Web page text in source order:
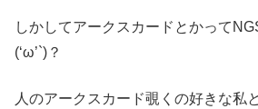
しかしてアークスカードとかって
(‘ω’`)？
人のアークスカード覗くの好きな私